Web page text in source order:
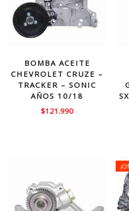
BOMBA ACEITE
CHEVROLET CRUZE –
TRACKER – SONIC
AÑOS 10/18
$121.990